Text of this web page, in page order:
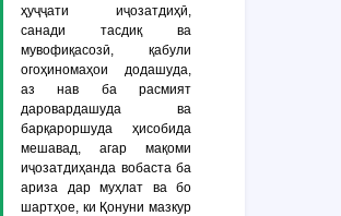
ҳуҷҷати иҷозатдиҳӣ,
санади тасдиқ ва
мувофиқасозӣ, қабули
огоҳиномаҳои додашуда,
аз нав ба расмият
даровардашуда ва
барқароршуда ҳисобида
мешавад, агар мақоми
иҷозатдиҳанда вобаста ба
ариза дар муҳлат ва бо
шартҳое, ки Қонуни мазкур